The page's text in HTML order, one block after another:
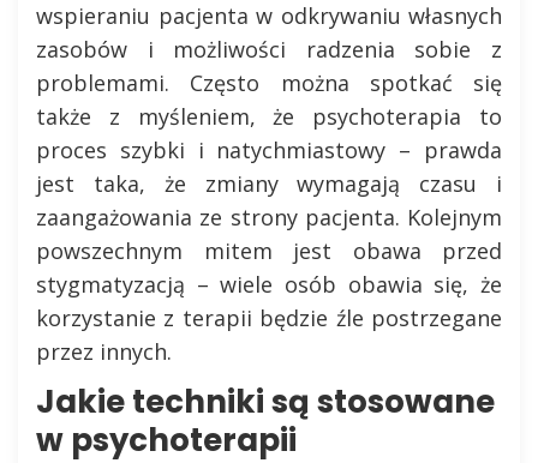
wspieraniu pacjenta w odkrywaniu własnych
zasobów i możliwości radzenia sobie z
problemami. Często można spotkać się
także z myśleniem, że psychoterapia to
proces szybki i natychmiastowy – prawda
jest taka, że zmiany wymagają czasu i
zaangażowania ze strony pacjenta. Kolejnym
powszechnym mitem jest obawa przed
stygmatyzacją – wiele osób obawia się, że
korzystanie z terapii będzie źle postrzegane
przez innych.
Jakie techniki są stosowane
w psychoterapii